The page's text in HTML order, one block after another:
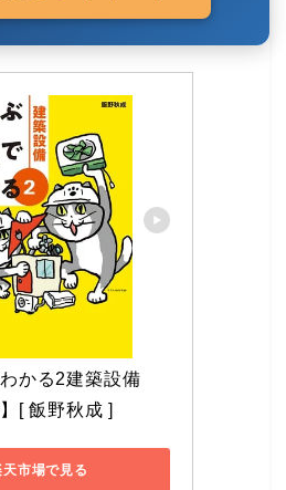
かる2建築設備
[ 飯野秋成 ]
天市場で見る